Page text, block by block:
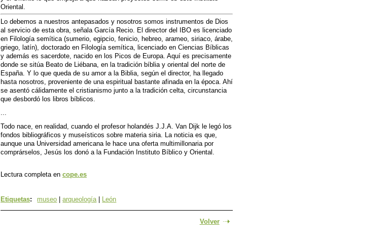
Oriental.
Lo debemos a nuestros antepasados y nosotros somos instrumentos de Dios
al servicio de esta obra, señala García Recio. El director del IBO es licenciado
en Filología semítica (sumerio, egipcio, fenicio, hebreo, arameo, siriaco, árabe,
griego, latín), doctorado en Filología semítica, licenciado en Ciencias Bíblicas
y además es sacerdote, nacido en los Picos de Europa. Aquí es precisamente
donde se sitúa Beato de Liébana, en la tradición bíblia y oriental del norte de
España. Y lo que queda de su amor a la Biblia, según el director, ha llegado
hasta nosotros, proveniente de una espiritual bastante afinada en la época. Ahí
se asentó cálidamente el cristianismo junto a la tradición celta, circunstancia
que desbordó los libros bíblicos.
...
Todo nace, en realidad, cuando el profesor holandés J.J.A. Van Dijk le legó los
fondos bibliográficos y museísticos sobre materia siria. La noticia es que,
aunque una Universidad americana le hace una oferta multimillonaria por
comprárselos, Jesús los donó a la Fundación Instituto Bíblico y Oriental.
Lectura completa en cope.es
Etiquetas: museo arqueología León
Volver